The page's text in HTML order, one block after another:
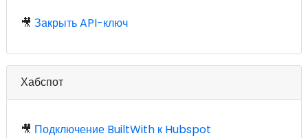
🎥 Закрыть API-ключ
Хабспот
🎥 Подключение BuiltWith к Hubspot